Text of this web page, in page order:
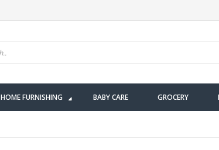
HOME FURNISHING BABY CARE GROCERY